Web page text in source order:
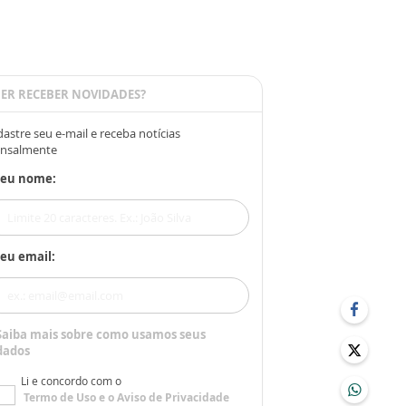
RECEBER NOVIDADES?
seu e-mail e receba notícias
nome:
email:
mais sobre como usamos seus
Li e concordo com o
Termo de Usoe oAviso de Privacidade